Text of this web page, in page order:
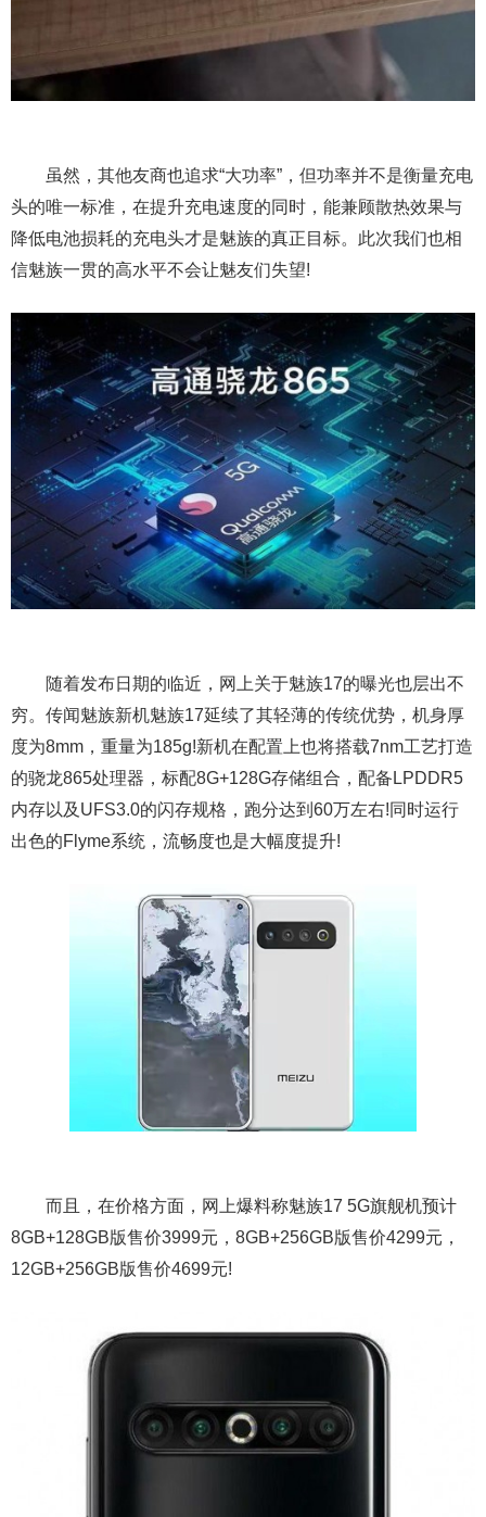
虽然，其他友商也追求“大功率”，但功率并不是衡量充电
头的唯一标准，在提升充电速度的同时，能兼顾散热效果与
降低电池损耗的充电头才是魅族的真正目标。此次我们也相
信魅族一贯的高水平不会让魅友们失望!
随着发布日期的临近，网上关于魅族17的曝光也层出不
穷。传闻魅族新机魅族17延续了其轻薄的传统优势，机身厚
度为8mm，重量为185g!新机在配置上也将搭载7nm工艺打造
的骁龙865处理器，标配8G+128G存储组合，配备LPDDR5
内存以及UFS3.0的闪存规格，跑分达到60万左右!同时运行
出色的Flyme系统，流畅度也是大幅度提升!
而且，在价格方面，网上爆料称魅族17 5G旗舰机预计
8GB+128GB版售价3999元，8GB+256GB版售价4299元，
12GB+256GB版售价4699元!